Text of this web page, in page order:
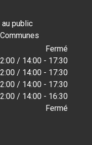
au public
Fermé
/ 14:00 - 17:30
/ 14:00 - 17:30
/ 14:00 - 17:30
/ 14:00 - 16:30
Fermé